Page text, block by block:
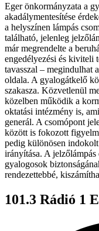
Eger önkormányzata a
akadálymentesítése
a helyszínen lámpás
található, jelenleg
már megrendelte a
engedélyezési és kiviteli
tavasszal – megindulhat
oldala. A gyalogátkelő
szakasza. Közvetlenül
közelben működik a
oktatási intézmény is,
generál. A csomópont
között is fokozott
pedig különösen
irányítása. A jelzőlámpás
gyalogosok
rendezettebbé,
101.3 Rádió 1